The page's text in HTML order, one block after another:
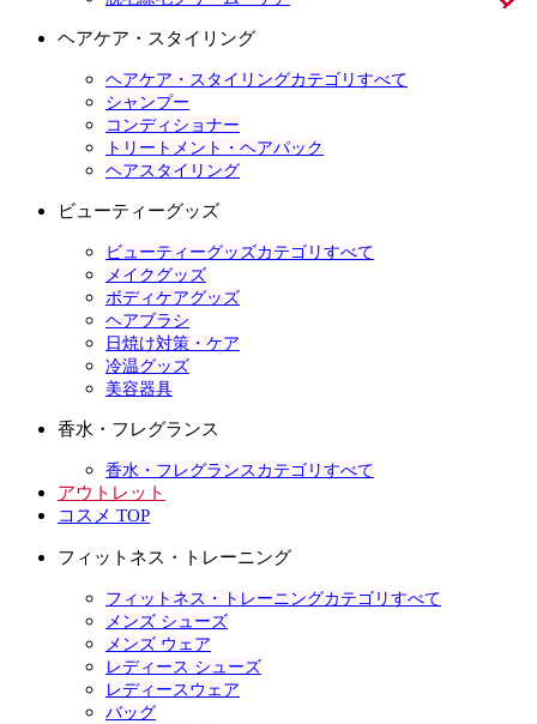
ヘアケア・スタイリング
ヘアケア・スタイリングカテゴリすべて
シャンプー
コンディショナー
トリートメント・ヘアパック
ヘアスタイリング
ビューティーグッズ
ビューティーグッズカテゴリすべて
メイクグッズ
ボディケアグッズ
ヘアブラシ
日焼け対策・ケア
冷温グッズ
美容器具
香水・フレグランス
香水・フレグランスカテゴリすべて
アウトレット
コスメ TOP
フィットネス・トレーニング
フィットネス・トレーニングカテゴリすべて
メンズ シューズ
メンズ ウェア
レディース シューズ
レディースウェア
バッグ